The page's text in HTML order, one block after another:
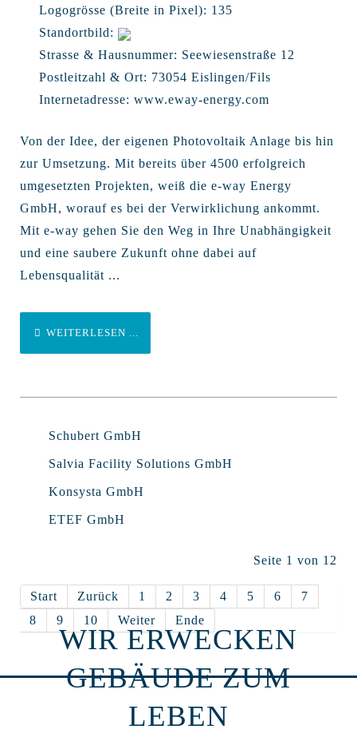
Logogrösse (Breite in Pixel): 135
Standortbild:
Strasse & Hausnummer: Seewiesenstraße 12
Postleitzahl & Ort: 73054 Eislingen/Fils
Internetadresse: www.eway-energy.com
Von der Idee, der eigenen Photovoltaik Anlage bis hin
zur Umsetzung. Mit bereits über 4500 erfolgreich
umgesetzten Projekten, weiß die e-way Energy
GmbH, worauf es bei der Verwirklichung ankommt.
Mit e-way gehen Sie den Weg in Ihre Unabhängigkeit
und eine saubere Zukunft ohne dabei auf
Lebensqualität ...
WEITERLESEN ...
Schubert GmbH
Salvia Facility Solutions GmbH
Konsysta GmbH
ETEF GmbH
Seite 1 von 12
Start Zurück 1 2 3 4 5 6
7
8
9 10 Weiter Ende
WIR ERWECKEN
GEBÄUDE ZUM
LEBEN